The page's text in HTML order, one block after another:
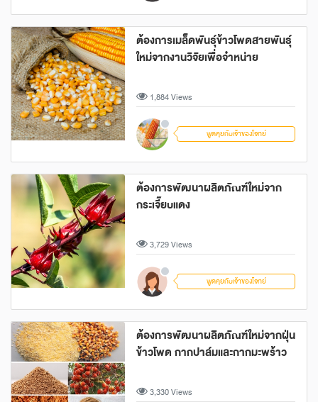
ต้องการเมล็ดพันธุ์ข้าวโพดสายพันธุ์
ใหม่จากงานวิจัยเพื่อจำหน่าย
1,884 Views
พูดคุยกับเจ้าของโจทย์
ต้องการพัฒนาผลิตภัณฑ์ใหม่จาก
กระเจี๊ยบแดง
3,729 Views
พูดคุยกับเจ้าของโจทย์
ต้องการพัฒนาผลิตภัณฑ์ใหม่จากฝุ่น
ข้าวโพด กากปาล์มและกากมะพร้าว
3,330 Views